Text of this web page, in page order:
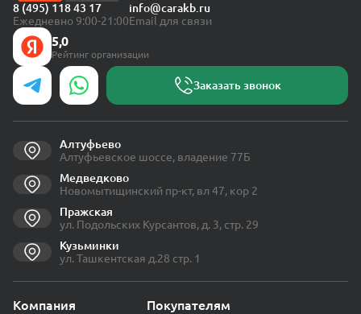
8 (495) 118 43 17
Ежедневно 9:00-21:00
info@carakb.ru
Email для связи
5,0
Рейтинг организации
Заказать звонок
Алтуфьево
Алтуфьевское шоссе, владение 77Б
Медведково
Новомытищинский пр-кт, вл 47, кор 2
Пражская
ул. Подольских Курсантов, д. 3, стр. 29
Кузьминки
ул. Ташкентская д.28 стр. 1
Компания Покупателям